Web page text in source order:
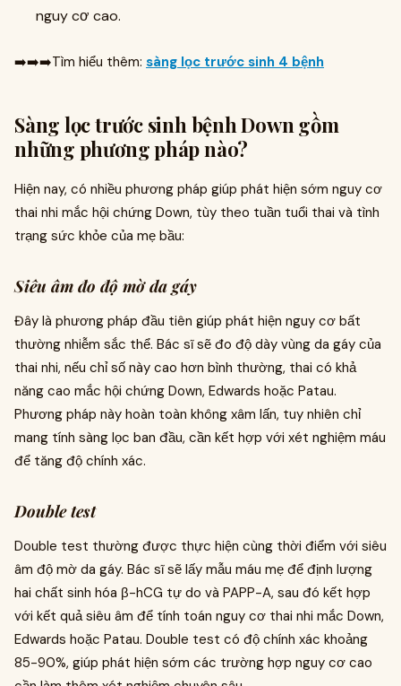
nguy cơ cao.
➡️➡️➡️Tìm hiểu thêm: sàng lọc trước sinh 4 bệnh
Sàng lọc trước sinh bệnh Down gồm
những phương pháp nào?
Hiện nay, có nhiều phương pháp giúp phát hiện sớm nguy cơ
thai nhi mắc hội chứng Down, tùy theo tuần tuổi thai và tình
trạng sức khỏe của mẹ bầu:
Siêu âm đo độ mờ da gáy
Đây là phương pháp đầu tiên giúp phát hiện nguy cơ bất
thường nhiễm sắc thể. Bác sĩ sẽ đo độ dày vùng da gáy của
thai nhi, nếu chỉ số này cao hơn bình thường, thai có khả
năng cao mắc hội chứng Down, Edwards hoặc Patau.
Phương pháp này hoàn toàn không xâm lấn, tuy nhiên chỉ
mang tính sàng lọc ban đầu, cần kết hợp với xét nghiệm máu
để tăng độ chính xác.
Double test
Double test thường được thực hiện cùng thời điểm với siêu
âm độ mờ da gáy. Bác sĩ sẽ lấy mẫu máu mẹ để định lượng
hai chất sinh hóa β-hCG tự do và PAPP-A, sau đó kết hợp
với kết quả siêu âm để tính toán nguy cơ thai nhi mắc Down,
Edwards hoặc Patau. Double test có độ chính xác khoảng
85-90%, giúp phát hiện sớm các trường hợp nguy cơ cao